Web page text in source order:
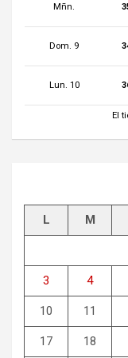
Mñn.
Dom. 9
Lun. 10
El
L M
3 4
10 11
17 18